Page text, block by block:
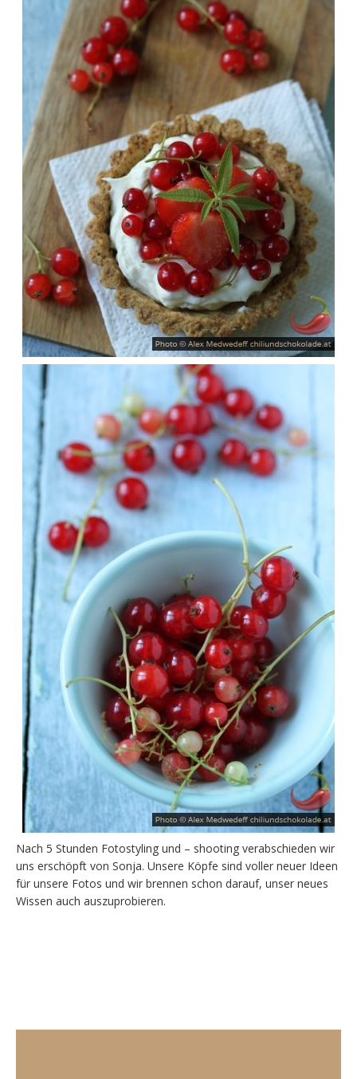
Nach 5 Stunden Fotostyling und – shooting verabschieden wir
uns erschöpft von Sonja. Unsere Köpfe sind voller neuer Ideen
für unsere Fotos und wir brennen schon darauf, unser neues
Wissen auch auszuprobieren.